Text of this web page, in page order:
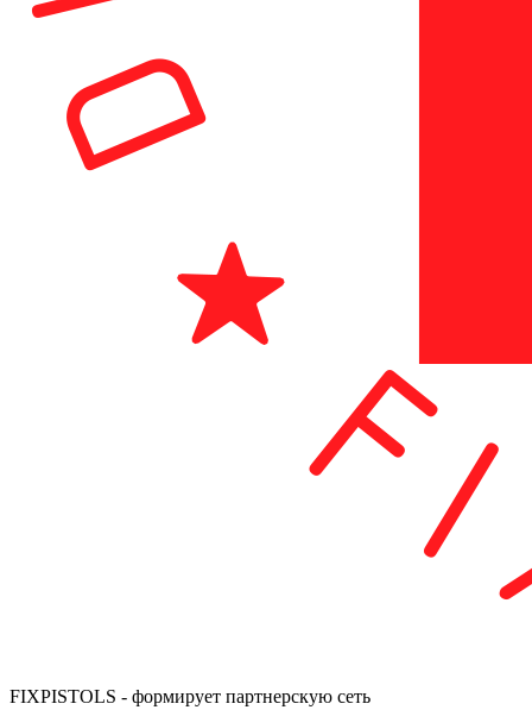
FIXPISTOLS - формирует партнерскую сеть